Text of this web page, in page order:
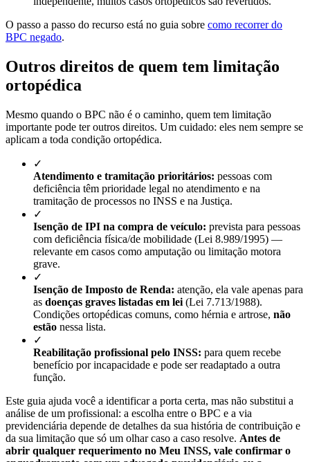
O passo a passo do recurso está no guia sobre como recorrer do
BPC negado.
Outros direitos de quem tem limitação
ortopédica
Mesmo quando o BPC não é o caminho, quem tem limitação
importante pode ter outros direitos. Um cuidado: eles nem sempre se
aplicam a toda condição ortopédica.
✓
Atendimento e tramitação prioritários: pessoas com
deficiência têm prioridade legal no atendimento e na
tramitação de processos no INSS e na Justiça.
✓
Isenção de IPI na compra de veículo: prevista para pessoas
com deficiência física/de mobilidade (Lei 8.989/1995) —
relevante em casos como amputação ou limitação motora
grave.
✓
Isenção de Imposto de Renda: atenção, ela vale apenas para
as doenças graves listadas em lei (Lei 7.713/1988).
Condições ortopédicas comuns, como hérnia e artrose, não
estão nessa lista.
✓
Reabilitação profissional pelo INSS: para quem recebe
benefício por incapacidade e pode ser readaptado a outra
função.
Este guia ajuda você a identificar a porta certa, mas não substitui a
análise de um profissional: a escolha entre o BPC e a via
previdenciária depende de detalhes da sua história de contribuição e
da sua limitação que só um olhar caso a caso resolve. Antes de
abrir qualquer requerimento no Meu INSS, vale confirmar o